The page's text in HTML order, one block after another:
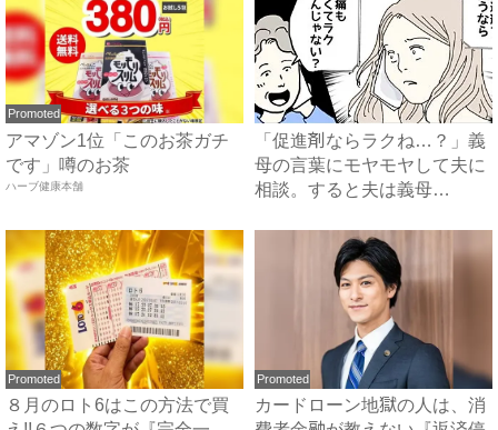
Promoted
アマゾン1位「このお茶ガチ
です」噂のお茶
ハーブ健康本舗
「促進剤ならラクね…？」義
母の言葉にモヤモヤして夫に
相談。すると夫は義母
Promoted
８月のロト6はこの方法で買
Promoted
カードローン地獄の人は、消